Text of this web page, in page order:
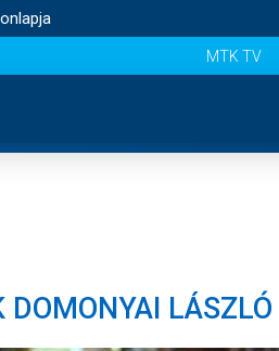
MTK TV
DOMONYAI LÁSZLÓ